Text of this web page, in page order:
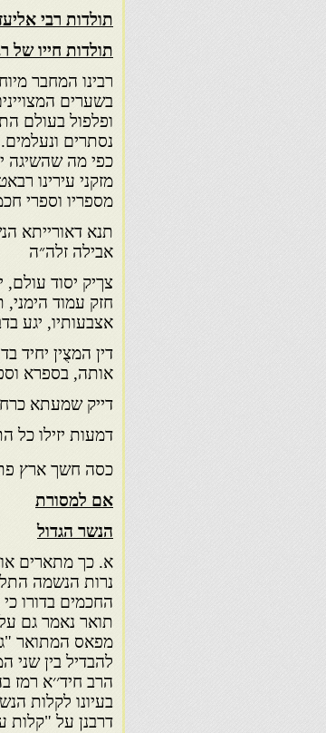
תולדות רבי
תולדות חייו של
רבינו המחבר
בשערים
ופלפול בעולם
נסתרים
כפי מה שהשיגה
מזקני עירינו
מספריו וספרי
תנא דאורייתא
אבילה זלה״ה
צךיק יסוד
חזק עמוד הימני,
אצבעותיו, יגע
דין המצֻין יחיד
אותה, בספרא
דייק שמעתא
דמעות יזילו כל
כסה חשך ארץ
אם למסורת
הנשר הגדול
א. כך מתארים
נרות הנשמה
החכמים בדורו
תואר נאמר גם
מפאס המתואר
להבדיל בין שני
הרב חיד׳׳א רמז
בעיונו לקלות
דרבנן על "קלות